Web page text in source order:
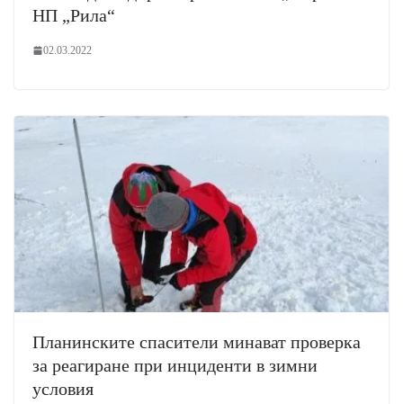
НП „Рила“
02.03.2022
Планинските спасители минават проверка
за реагиране при инциденти в зимни
условия